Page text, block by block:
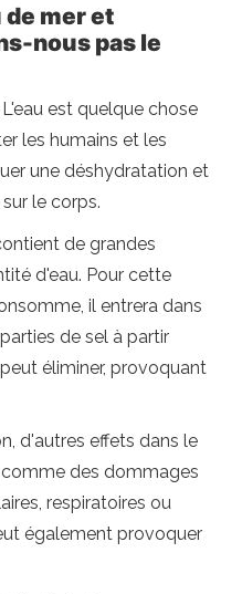
mer et
nous pas le
est quelque chose
les humains et les
une déshydratation et
le corps.
de grandes
d'eau. Pour cette
il entrera dans
de sel à partir
éliminer, provoquant
d'autres effets dans le
des dommages
respiratoires ou
également provoquer